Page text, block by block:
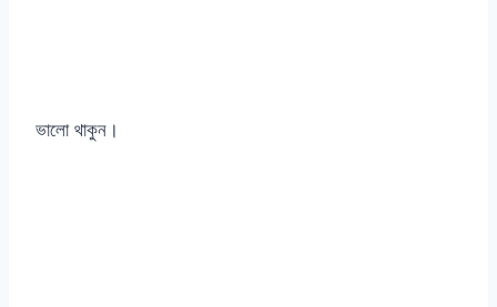
ভালো থাকুন।